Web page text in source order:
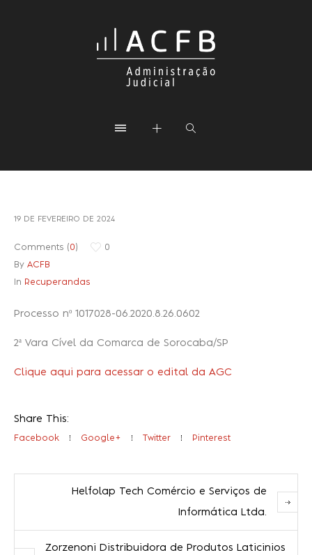
19 DE FEVEREIRO DE 2024
Comments (0) 0
By ACFB
In Recuperandas
Processo nº 1017028-06.2020.8.26.0602
2ª Vara Cível da Comarca de Sorocaba/SP
Clique aqui para acessar o edital da AGC
Share This:
Facebook Google+ Twitter Pinterest
Helfolap Tech Comércio e Serviços de
Informática Ltda.
Zorzenoni Distribuidora de Produtos Laticinios